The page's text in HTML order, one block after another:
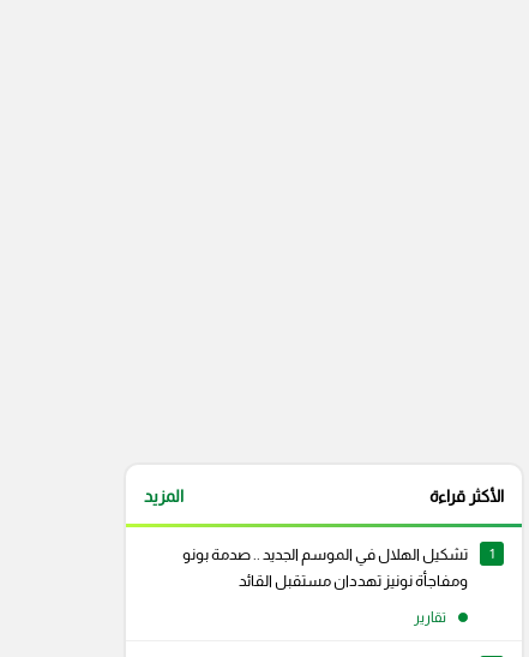
الأكثر قراءة المزيد
1
تشكيل الهلال في الموسم الجديد .. صدمة بونو
ومفاجأة نونيز تهددان مستقبل القائد
تقارير